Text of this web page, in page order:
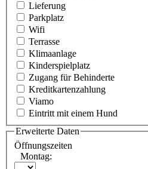
Lieferung
Parkplatz
Wifi
Terrasse
Klimaanlage
Kinderspielplatz
Zugang für Behinderte
Kreditkartenzahlung
Viamo
Eintritt mit einem Hund
Erweiterte Daten
Öffnungszeiten
Montag: